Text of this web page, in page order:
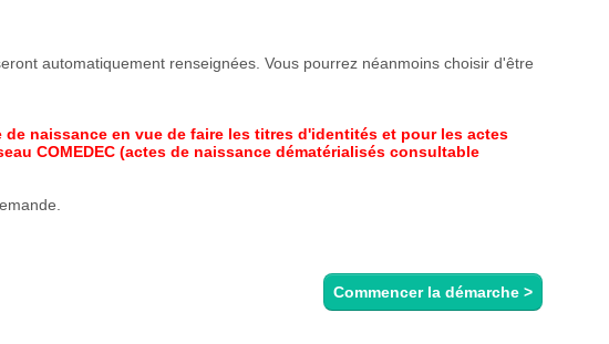
Commencer la démarche >